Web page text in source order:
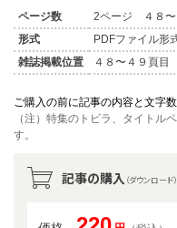
ページ数
2ページ ４８〜
形式
PDFファイル形
雑誌掲載位置
４８〜４９頁目
ご購入の前に記事の内容と文字
（注）特集のトビラ、タイトル
す。
記事の購入 （ダウンロード）